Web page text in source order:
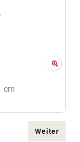
cm
Weiter